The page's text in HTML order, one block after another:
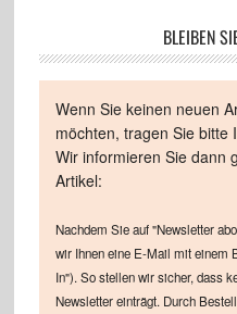
BLEIBEN
Wenn Sie keinen neuen
möchten, tragen Sie bitte
Wir informieren Sie dann
Artikel:
Nachdem Sie auf "Newsletter
wir Ihnen eine E-Mail mit einem
In"). So stellen wir sicher, dass
Newsletter einträgt. Durch